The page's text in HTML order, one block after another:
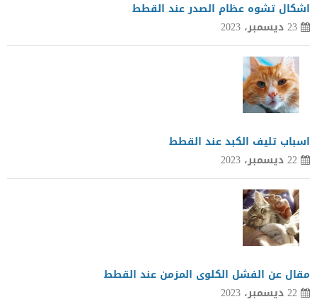
اشكال تشوه عظام الصدر عند القطط
23 ديسمبر، 2023
اسباب تليف الكبد عند القطط
22 ديسمبر، 2023
مقال عن الفشل الكلوى المزمن عند القطط
22 ديسمبر، 2023